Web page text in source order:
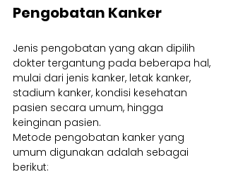
Pengobatan Kanker
Jenis pengobatan yang akan dipilih
dokter tergantung pada beberapa hal,
mulai dari jenis kanker, letak kanker,
stadium kanker, kondisi kesehatan
pasien secara umum, hingga
keinginan pasien.
Metode pengobatan kanker yang
umum digunakan adalah sebagai
berikut: